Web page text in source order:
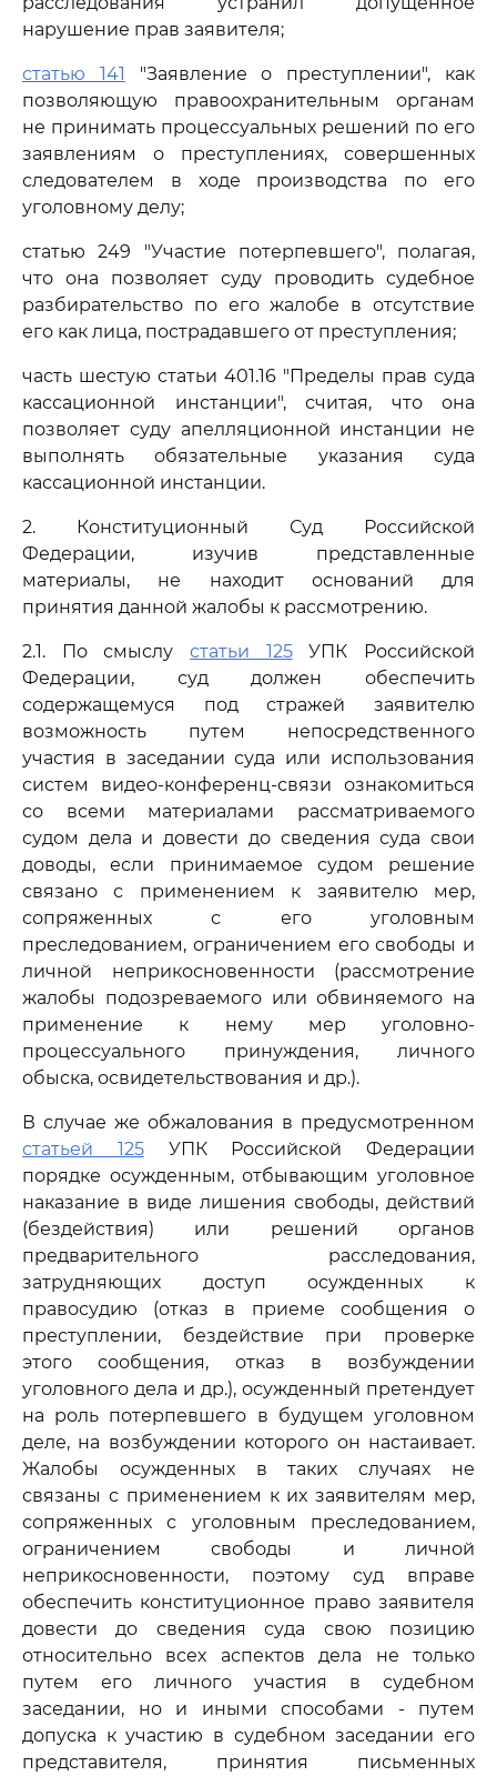
нарушение прав заявителя;
статью 141 "Заявление о преступлении", как
позволяющую правоохранительным органам
не принимать процессуальных решений по его
заявлениям о преступлениях, совершенных
следователем в ходе производства по его
уголовному делу;
статью 249 "Участие потерпевшего", полагая,
что она позволяет суду проводить судебное
разбирательство по его жалобе в отсутствие
его как лица, пострадавшего от преступления;
часть шестую статьи 401.16 "Пределы прав суда
кассационной инстанции", считая, что она
позволяет суду апелляционной инстанции не
выполнять обязательные указания суда
кассационной инстанции.
2. Конституционный Суд Российской
Федерации, изучив представленные
материалы, не находит оснований для
принятия данной жалобы к рассмотрению.
2.1. По смыслу статьи 125УПК Российской
Федерации, суд должен обеспечить
содержащемуся под стражей заявителю
возможность путем непосредственного
участия в заседании суда или использования
систем видео-конференц-связи ознакомиться
со всеми материалами рассматриваемого
судом дела и довести до сведения суда свои
доводы, если принимаемое судом решение
связано с применением к заявителю мер,
сопряженных с его уголовным
преследованием, ограничением его свободы и
личной неприкосновенности (рассмотрение
жалобы подозреваемого или обвиняемого на
применение к нему мер уголовно-
процессуального принуждения, личного
обыска, освидетельствования и др.).
В случае же обжалования в предусмотренном
статьей 125УПК Российской Федерации
порядке осужденным, отбывающим уголовное
наказание в виде лишения свободы, действий
(бездействия) или решений органов
предварительного расследования,
затрудняющих доступ осужденных к
правосудию (отказ в приеме сообщения о
преступлении, бездействие при проверке
этого сообщения, отказ в возбуждении
уголовного дела и др.), осужденный претендует
на роль потерпевшего в будущем уголовном
деле, на возбуждении которого он настаивает.
Жалобы осужденных в таких случаях не
связаны с применением к их заявителям мер,
сопряженных с уголовным преследованием,
ограничением свободы и личной
неприкосновенности, поэтому суд вправе
обеспечить конституционное право заявителя
довести до сведения суда свою позицию
относительно всех аспектов дела не только
путем его личного участия в судебном
заседании, но и иными способами - путем
допуска к участию в судебном заседании его
представителя, принятия письменных